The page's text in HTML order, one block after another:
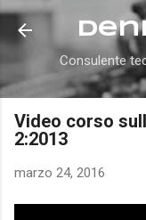
Consulente
Video corso
2:2013
marzo 24, 2016